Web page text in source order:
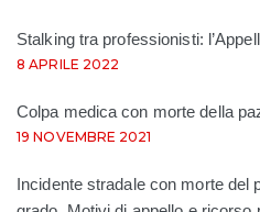
Stalking tra professionisti:
8 APRILE 2022
Colpa medica con morte della
19 NOVEMBRE 2021
Incidente stradale con morte del